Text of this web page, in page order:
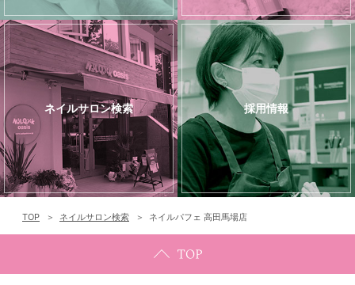
ネイルサロン検索 採用情報
TOP ネイルサロン検索 ネイルパフェ 高田馬場店